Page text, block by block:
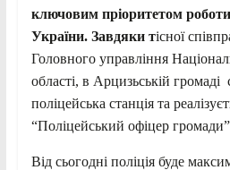
ключовим пріоритетом роботи
України. Завдяки тісної
Головного управління
області, в Арцизьській
поліцейська станція та
“Поліцейський офіцер
Від сьогодні поліція буде